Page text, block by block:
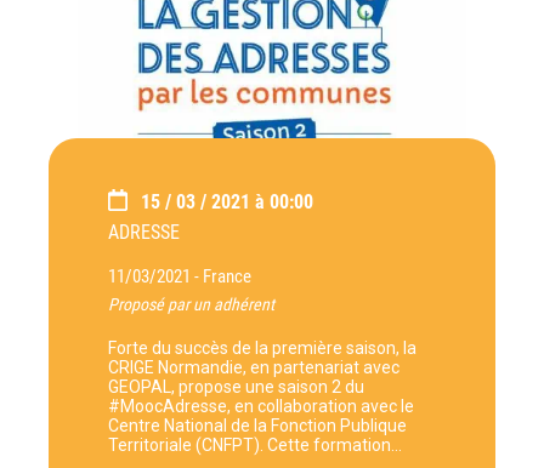
15 / 03 / 2021 à 00:00
ADRESSE
11/03/2021 - France
Proposé par un adhérent
Forte du succès de la première saison, la
CRIGE Normandie, en partenariat avec
GEOPAL, propose une saison 2 du
#MoocAdresse, en collaboration avec le
Centre National de la Fonction Publique
Territoriale (CNFPT). Cette formation…